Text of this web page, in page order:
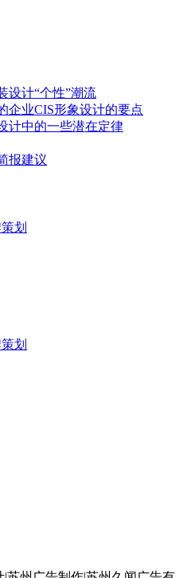
设计“个性”潮流
企业CIS形象设计的要点
计中的一些潜在定律
报建议
划
划